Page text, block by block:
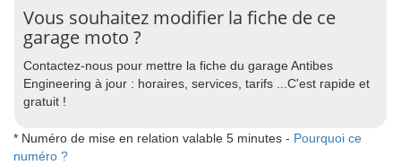
Vous souhaitez modifier la fiche de ce
garage moto ?
Contactez-nous pour mettre la fiche du garage Antibes
Engineering à jour : horaires, services, tarifs ...C'est rapide et
gratuit !
* Numéro de mise en relation valable 5 minutes - Pourquoi ce
numéro ?